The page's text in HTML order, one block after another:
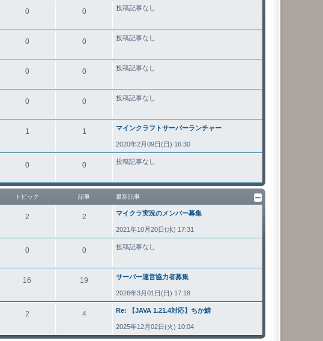
0 0 投稿記事なし
0 0 投稿記事なし
0 0 投稿記事なし
0 0 投稿記事なし
1 1 マインクラフトサーバーランチャー
2020年2月09日(日) 16:30
0 0 投稿記事なし
トピック 記事 最新記事
2 2 マイクラ実況のメンバー募集
2021年10月20日(水) 17:31
0 0 投稿記事なし
16 19 サーバー運営協力者募集
2026年3月01日(日) 17:18
2 4 Re: 【JAVA 1.21.4対応】ちか鯖
2025年12月02日(火) 10:04